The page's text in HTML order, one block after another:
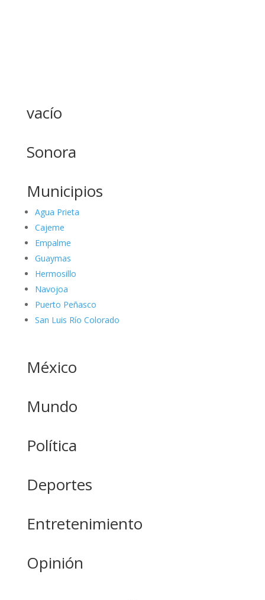
vacío
Sonora
Municipios
Agua Prieta
Cajeme
Empalme
Guaymas
Hermosillo
Navojoa
Puerto Peñasco
San Luis Río Colorado
México
Mundo
Política
Deportes
Entretenimiento
Opinión